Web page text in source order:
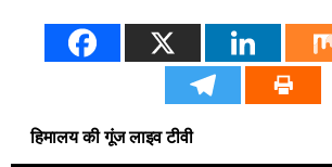
हिमालय की गूंज लाइव टीवी